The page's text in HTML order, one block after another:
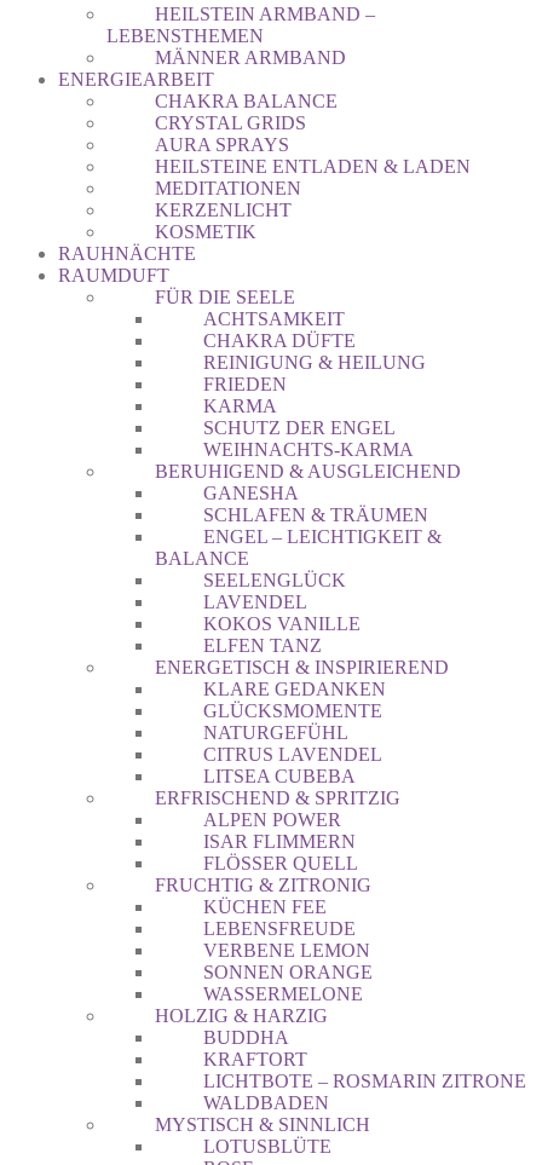
HEILSTEIN ARMBAND –
LEBENSTHEMEN
MÄNNER ARMBAND
ENERGIEARBEIT
CHAKRA BALANCE
CRYSTAL GRIDS
AURA SPRAYS
HEILSTEINE ENTLADEN & LADEN
MEDITATIONEN
KERZENLICHT
KOSMETIK
RAUHNÄCHTE
RAUMDUFT
FÜR DIE SEELE
ACHTSAMKEIT
CHAKRA DÜFTE
REINIGUNG & HEILUNG
FRIEDEN
KARMA
SCHUTZ DER ENGEL
WEIHNACHTS-KARMA
BERUHIGEND & AUSGLEICHEND
GANESHA
SCHLAFEN & TRÄUMEN
ENGEL – LEICHTIGKEIT &
BALANCE
SEELENGLÜCK
LAVENDEL
KOKOS VANILLE
ELFEN TANZ
ENERGETISCH & INSPIRIEREND
KLARE GEDANKEN
GLÜCKSMOMENTE
NATURGEFÜHL
CITRUS LAVENDEL
LITSEA CUBEBA
ERFRISCHEND & SPRITZIG
ALPEN POWER
ISAR FLIMMERN
FLÖSSER QUELL
FRUCHTIG & ZITRONIG
KÜCHEN FEE
LEBENSFREUDE
VERBENE LEMON
SONNEN ORANGE
WASSERMELONE
HOLZIG & HARZIG
BUDDHA
KRAFTORT
LICHTBOTE – ROSMARIN ZITRONE
WALDBADEN
MYSTISCH & SINNLICH
LOTUSBLÜTE